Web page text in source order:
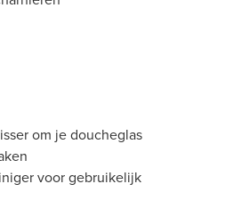
om je doucheglas
voor gebruikelijk